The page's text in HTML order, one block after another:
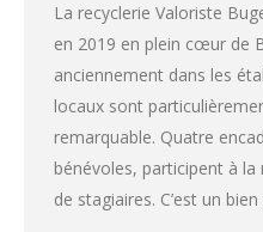
La recyclerie Valoriste
en 2019 en plein cœur de
anciennement dans les
locaux sont
remarquable. Quatre
bénévoles, participent à
de stagiaires. C’est un